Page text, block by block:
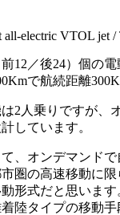
all-electric VTOL jet
12／後24）個の
で航続距離
2人乗りですが、
しています。
、オンデマンド
圏の高速移動に
形式だと思います
陸タイプの移動手